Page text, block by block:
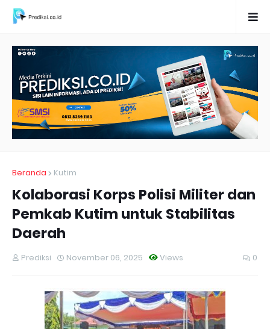
Beranda Kutim
Kolaborasi Korps Polisi Militer dan
Pemkab Kutim untuk Stabilitas
Daerah
Prediksi Views
November 06, 2025 0